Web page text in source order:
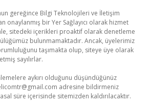
gereğince Bilgi Teknolojileri ve İletişim
onaylanmış bir Yer Sağlayıcı olarak hizmet
sitedeki içerikleri proaktif olarak denetleme
bulunmamaktadır. Ancak, üyelerimiz
taşımakta olup, siteye üye olarak
sayılırlar.
aykırı olduğunu düşündüğünüz
adresine bildirmeniz
süre içerisinde sitemizden kaldırılacaktır.